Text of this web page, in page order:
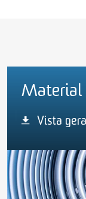
Material
Vista